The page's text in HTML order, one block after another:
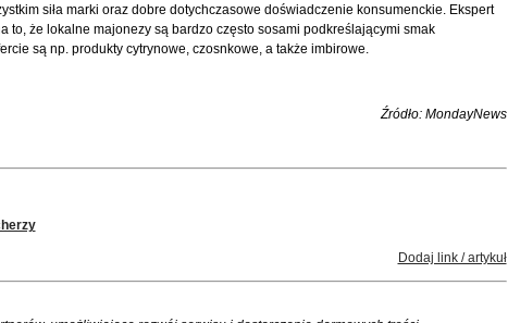
siła marki oraz dobre dotychczasowe doświadczenie konsumenckie. Ekspert
to, że lokalne majonezy są bardzo często sosami podkreślającymi smak
są np. produkty cytrynowe, czosnkowe, a także imbirowe.
Źródło: MondayNews
Dodaj link / artykuł